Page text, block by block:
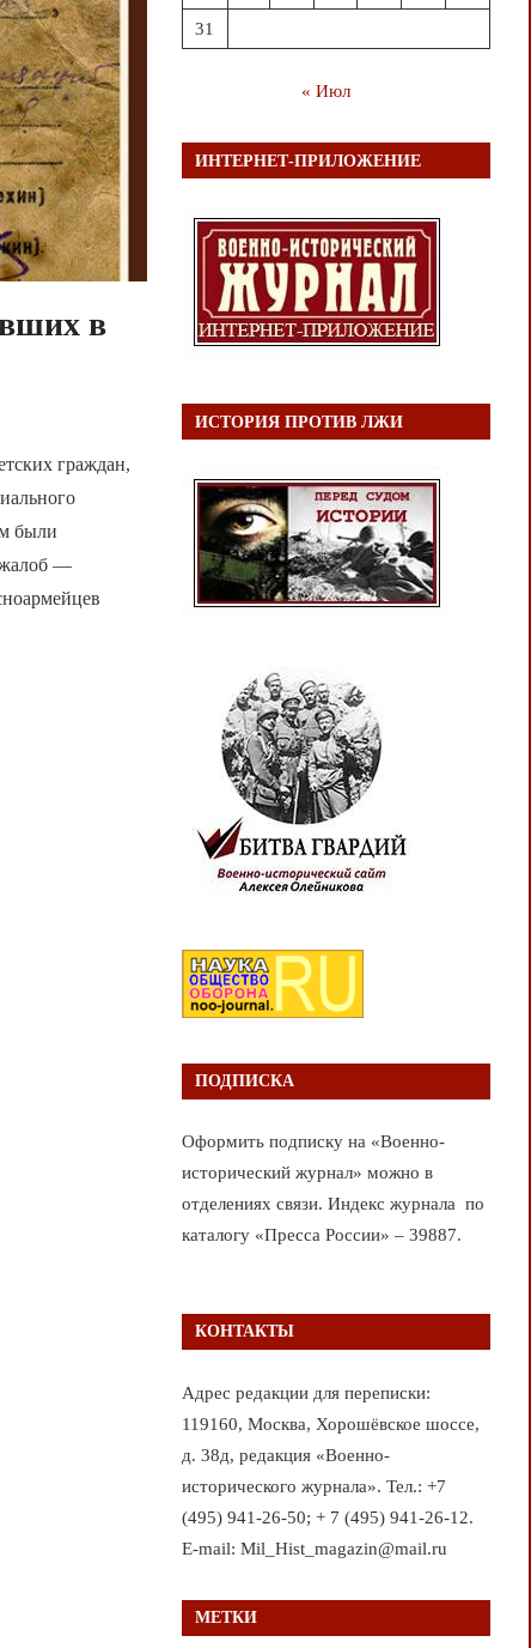
в
граждан,
были
жалоб —
31
« Июл
ИНТЕРНЕТ-ПРИЛОЖЕНИЕ
ИСТОРИЯ ПРОТИВ ЛЖИ
ПОДПИСКА
Оформить подписку на «Военно-
исторический журнал» можно в
отделениях связи. Индекс журнала по
каталогу «Пресса России» – 39887.
КОНТАКТЫ
Адрес редакции для переписки:
119160, Москва, Хорошёвское шоссе,
д. 38д, редакция «Военно-
исторического журнала». Тел.: +7
(495) 941-26-50; + 7 (495) 941-26-12.
E-mail: Mil_Hist_magazin@mail.ru
МЕТКИ